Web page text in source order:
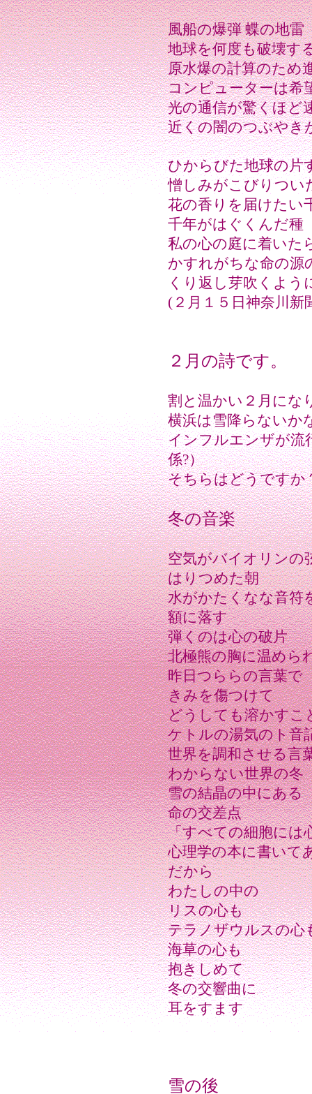
風船の爆弾 蝶の地雷
地球を何度も破壊す
原水爆の計算のため
コンピューターは希
光の通信が驚くほど
近くの闇のつぶやき
ひからびた地球の片
憎しみがこびりつい
花の香りを届けたい
千年がはぐくんだ種
私の心の庭に着いた
かすれがちな命の源
くり返し芽吹くよう
(２月１５日神奈川新
２月の詩です。
割と温かい２月にな
横浜は雪降らないか
インフルエンザが流
係?）
そちらはどうですか
冬の音楽
空気がバイオリンの
はりつめた朝
水がかたくなな音符
額に落す
弾くのは心の破片
北極熊の胸に温めら
昨日つららの言葉で
きみを傷つけて
どうしても溶かすこ
ケトルの湯気のト音
世界を調和させる言
わからない世界の冬
雪の結晶の中にある
命の交差点
「すべての細胞には
心理学の本に書いて
だから
わたしの中の
リスの心も
テラノザウルスの心
海草の心も
抱きしめて
冬の交響曲に
耳をすます
雪の後